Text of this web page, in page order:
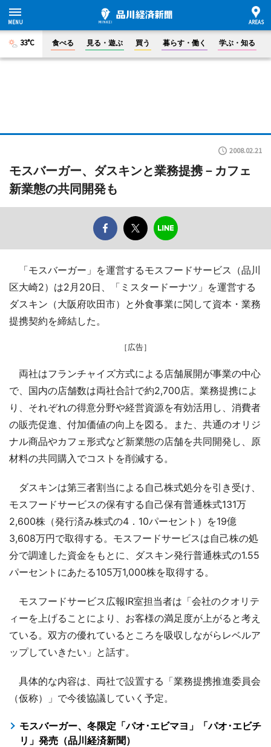
33°C 食べる 見る・遊ぶ 買う 暮らす・働く 学ぶ・知る
2008.02.21
モスバーガー、ダスキンと業務提携－カフェ
新業態の共同開発も
「モスバーガー」を運営するモスフードサービス（品川
区大崎2）は2月20日、「ミスタードーナツ」を運営する
ダスキン（大阪府吹田市）と外食事業に関して資本・業務
提携契約を締結した。
［広告］
両社はフランチャイズ方式による店舗展開が事業の中心
で、国内の店舗数は両社合計で約2,700店。業務提携によ
り、それぞれの得意分野や経営資源を有効活用し、消費者
の販売促進、付加価値の向上を図る。また、共通のオリジ
ナル商品やカフェ形式など新業態の店舗を共同開発し、原
材料の共同購入でコストを削減する。
ダスキンは第三者割当による自己株式処分を引き受け、
モスフードサービスの保有する自己保有普通株式131万
2,600株（発行済み株式の4．10パーセント）を19億
3,608万円で取得する。モスフードサービスは自己株の処
分で調達した資金をもとに、ダスキン発行普通株式の1.55
パーセントにあたる105万1,000株を取得する。
モスフードサービス広報IR室担当者は「会社のクオリテ
ィーを上げることにより、お客様の満足度が上がると考え
ている。双方の優れているところを吸収しながらレベルア
ップしていきたい」と話す。
具体的な内容は、両社で設置する「業務提携推進委員会
（仮称）」で今後協議していく予定。
モスバーガー、冬限定「パオ･エビマヨ」「パオ･エビチ
リ」発売（品川経済新聞）